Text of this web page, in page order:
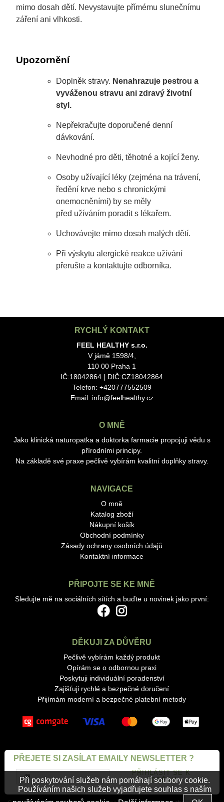
mimo dosah dětí. Nevystavujte přímému slunečnímu
záření ani vlhkosti.
Upozornění
Doplněk stravy. Nenahrazuje pestrou a
vyváženou stravu ani zdravý životní
styl.
Nepřekračujte doporučené denní
dávkování.
Nevhodné pro děti, těhotné a kojící ženy.
Osoby užívající léky (zejména na trávení,
ředění krve nebo s chronickými
onemocněními) by se měly
před užíváním poradit s lékařem.
Uchovávejte mimo dosah malých dětí.
Při výskytu alergické reakce užívání
přerušte a kontaktujte odborníka.
RYCHLÝ KONTAKT
FEEL HEALTHY s.r.o.
V jámě 1598/4,
110 00 Praha 1
IČ:18042864 | DIČ:CZ18042864
Telefon: +420777552509
Email: info@feelhealthy.cz
O MNĚ
Jako klinická naturopatka a doktorka farmacie propojuji vědu s
přírodními principy.
Na základě své praxe pečlivě vybírám kvalitní doplňky stravy.
NAVIGACE
O mně
Katalog zboží
Nákupní košík
Obchodní podmínky
Zásady ochrany osobních údajů
Kontaktní informace
PŘIPOJTE SE KE MNĚ
Sledujte mě na sociálních sítích a buďte u novinek jako první:
DĚKUJI ZA DŮVĚRU
Pečlivě vybírám každý produkt
Opírám se o odbornou praxi
Poskytuji individuální poradenství
Zajišťuji rychlé a bezpečné doručení
Přijímám moderní a bezpečné platební metody
PŘEJETE SI ZASÍLAT EMAILY NEWSLETTER ?
Při poskytování služeb nám pomáhají soubory cookie.
Používáním našich služeb vyjadřujete souhlas s naším